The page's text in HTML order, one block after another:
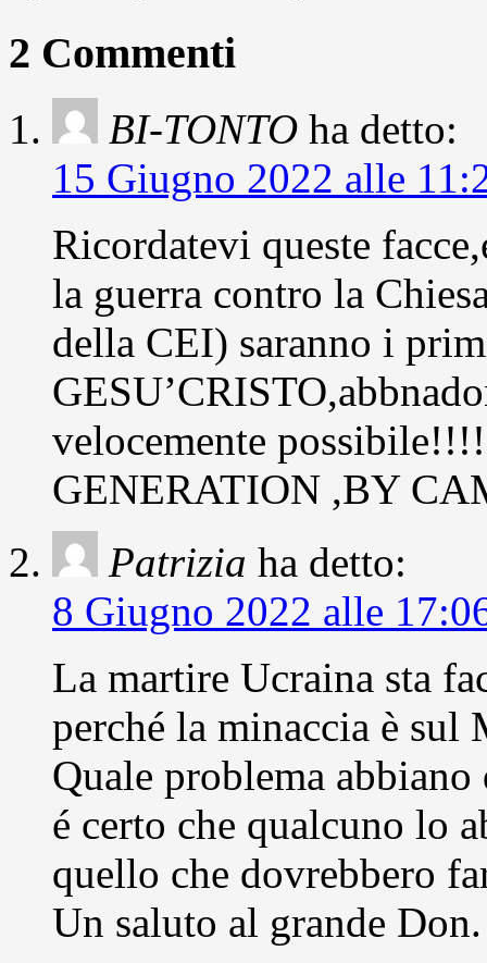
2 Commenti
BI-TONTO ha detto:
15 Giugno 2022 alle
Ricordatevi queste
la guerra contro la
della CEI) saranno i
velocemente
GENERATION ,BY
Patrizia ha detto:
8 Giugno 2022 alle
La martire Ucraina sta
perché la minaccia è sul
Quale problema
é certo che qualcuno lo
quello che dovrebbero
Un saluto al grande Don.